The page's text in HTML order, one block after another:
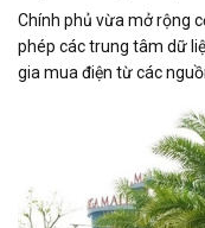
Chính phủ vừa mở rộng
phép các trung tâm dữ
gia mua điện từ các
kỳ vọng thúc đẩy sử
tăng của nền kinh tế số